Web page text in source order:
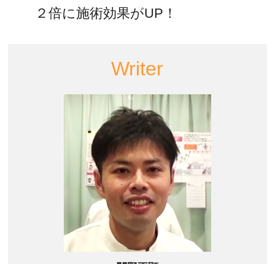
２倍に施術効果がUP！
Writer